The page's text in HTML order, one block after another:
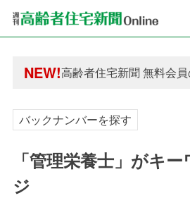
NEW!高齢者住宅新聞 無料会
高齢者住宅新聞 無料会
バックナンバーを探す
「管理栄養士」がキ
ジ